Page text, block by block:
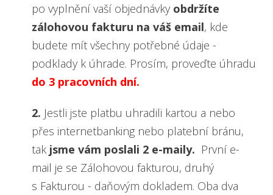
po vyplnění vaší objednávky obdržíte
zálohovou fakturu na váš email, kde
budete mít všechny potřebné údaje -
podklady k úhrade. Prosím, proveďte úhradu
do 3 pracovních dní.
2. Jestli jste platbu uhradili kartou a nebo
přes internetbanking nebo platební bránu,
tak jsme vám poslali 2 e-maily. První e-
mail je se Zálohovou fakturou, druhý
s Fakturou - daňovým dokladem. Oba dva